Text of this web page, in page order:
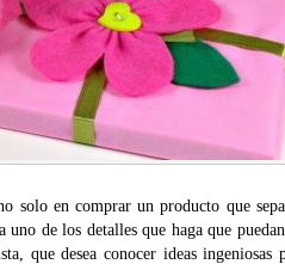
solo en comprar un producto que
de los detalles que haga que
que desea conocer ideas ingeniosas